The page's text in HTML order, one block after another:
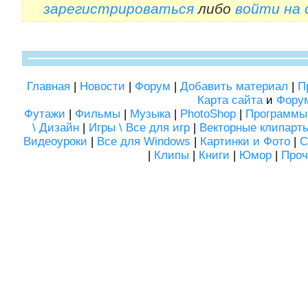
зарегистрироватьсялибо войти на
Главная | Новости | Форум | Добавить материал |
Карта сайтаи
Футажи | Фильмы | Музыка| PhotoShop | Программы
\ Дизайн | Игры \ Все для игр | Векторные
Видеоуроки | Все для Windows | Картинки и Фото|
| Клипы | Книги | Юмор |